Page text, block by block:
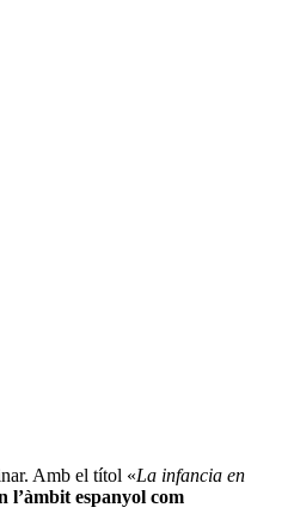
Amb el títol «La infancia en
l’àmbit espanyol com